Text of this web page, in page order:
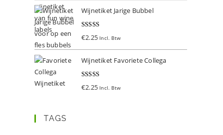
Wijnetiket Jarige Bubbel
Gewaardeer
€2.25 Incl. Btw
Wijnetiket Favoriete Collega
Gewaardeer
€2.25 Incl. Btw
TAGS